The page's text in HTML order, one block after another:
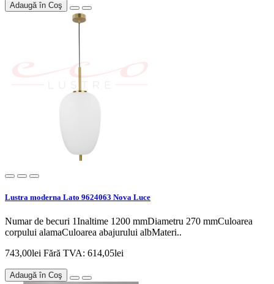
Adaugă în Coş
Lustra moderna Lato 9624063 Nova Luce
Numar de becuri 1Inaltime 1200 mmDiametru 270 mmCuloarea
corpului alamaCuloarea abajurului albMateri..
743,00lei Fără TVA: 614,05lei
Adaugă în Coş